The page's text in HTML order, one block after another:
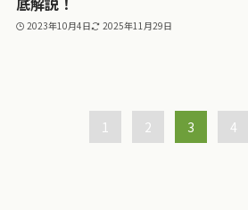
2023年10月4日 2025年11月29日
1 2 3 4